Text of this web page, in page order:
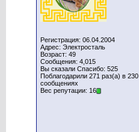
Регистрация: 06.04.2004
Адрес: Электросталь
Возраст: 49
Сообщения: 4,015
Вы сказали Спасибо: 525
Поблагодарили 271 раз(а) в 230
сообщениях
Вес репутации: 16